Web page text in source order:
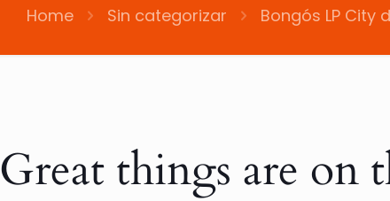
Home Sin categorizar Bongós LP City
Great things are on